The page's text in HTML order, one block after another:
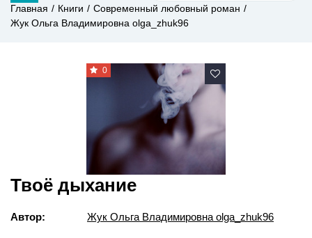
Главная Книги
Современный любовный роман
Жук Ольга Владимировна olga_zhuk96
0
Твоё дыхание
Автор: Жук Ольга Владимировна olga_zhuk96